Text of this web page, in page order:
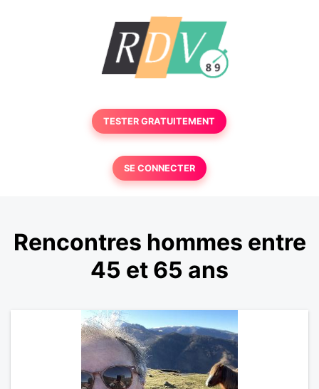
TESTER GRATUITEMENT
SE CONNECTER
Rencontres hommes entre
45 et 65 ans